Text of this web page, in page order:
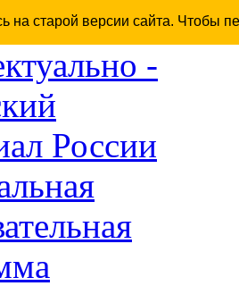
на старой версии сайта. Чтобы
-
России